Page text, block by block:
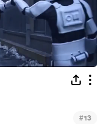
#13